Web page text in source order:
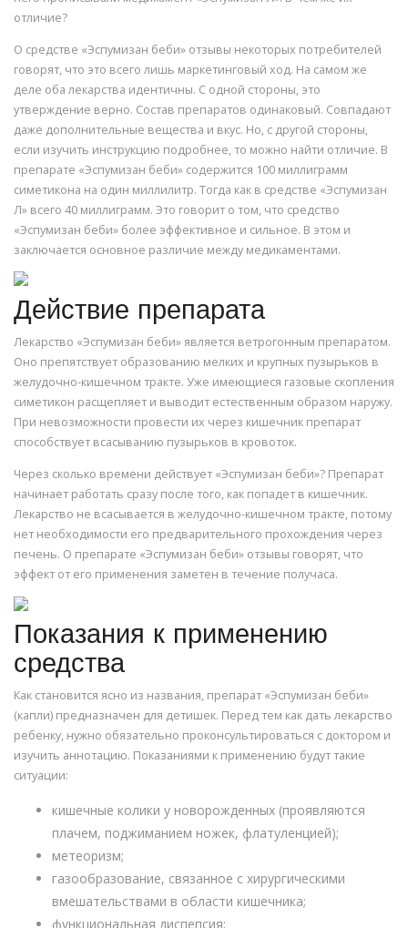
отличие?
О средстве «Эспумизан беби» отзывы некоторых потребителей
говорят, что это всего лишь маркетинговый ход. На самом же
деле оба лекарства идентичны. С одной стороны, это
утверждение верно. Состав препаратов одинаковый. Совпадают
даже дополнительные вещества и вкус. Но, с другой стороны,
если изучить инструкцию подробнее, то можно найти отличие. В
препарате «Эспумизан беби» содержится 100 миллиграмм
симетикона на один миллилитр. Тогда как в средстве «Эспумизан
Л» всего 40 миллиграмм. Это говорит о том, что средство
«Эспумизан беби» более эффективное и сильное. В этом и
заключается основное различие между медикаментами.
Действие препарата
Лекарство «Эспумизан беби» является ветрогонным препаратом.
Оно препятствует образованию мелких и крупных пузырьков в
желудочно-кишечном тракте. Уже имеющиеся газовые скопления
симетикон расщепляет и выводит естественным образом наружу.
При невозможности провести их через кишечник препарат
способствует всасыванию пузырьков в кровоток.
Через сколько времени действует «Эспумизан беби»? Препарат
начинает работать сразу после того, как попадет в кишечник.
Лекарство не всасывается в желудочно-кишечном тракте, потому
нет необходимости его предварительного прохождения через
печень. О препарате «Эспумизан беби» отзывы говорят, что
эффект от его применения заметен в течение получаса.
Показания к применению
средства
Как становится ясно из названия, препарат «Эспумизан беби»
(капли) предназначен для детишек. Перед тем как дать лекарство
ребенку, нужно обязательно проконсультироваться с доктором и
изучить аннотацию. Показаниями к применению будут такие
ситуации:
кишечные колики у новорожденных (проявляются
плачем, поджиманием ножек, флатуленцией);
метеоризм;
газообразование, связанное с хирургическими
вмешательствами в области кишечника;
функциональная диспепсия;